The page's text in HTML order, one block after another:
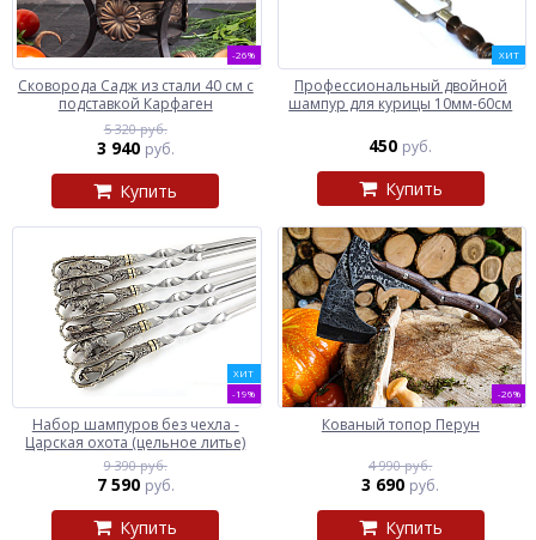
-26%
Сковорода Садж из стали 40 см с
подставкой Карфаген
5 320 руб.
3 940 руб.
Купить
ХИТ
Профессиональный двойной
шампур для курицы 10мм-60см
450 руб.
Купить
ХИТ
-19%
Набор шампуров без чехла -
Царская охота (цельное литье)
9 390 руб.
7 590 руб.
Купить
-26%
Кованый топор Перун
4 990 руб.
3 690 руб.
Купить